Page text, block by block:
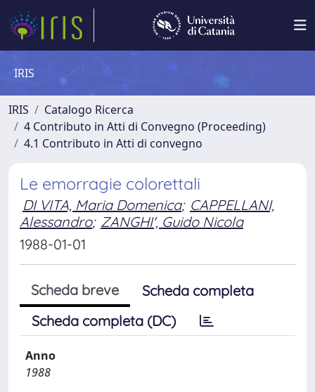
IRIS
IRIS
Catalogo Ricerca
4 Contributo in Atti di Convegno (Proceeding)
4.1 Contributo in Atti di convegno
Le emorragie colorettali
DI VITA, Maria Domenica; CAPPELLANI,
Alessandro; ZANGHI', Guido Nicola
1988-01-01
Scheda breve
Scheda completa
Scheda completa (DC)
Anno
1988